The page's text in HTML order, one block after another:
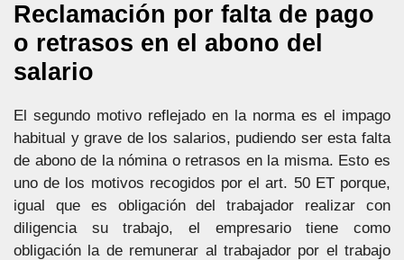
Reclamación por falta de pago
o retrasos en el abono del
salario
El segundo motivo reflejado en la norma es el impago
habitual y grave de los salarios, pudiendo ser esta falta
de abono de la nómina o retrasos en la misma. Esto es
uno de los motivos recogidos por el art. 50 ET porque,
igual que es obligación del trabajador realizar con
diligencia su trabajo, el empresario tiene como
obligación la de remunerar al trabajador por el trabajo